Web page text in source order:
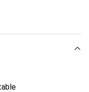
votre smartphone.
un choix fiable pour